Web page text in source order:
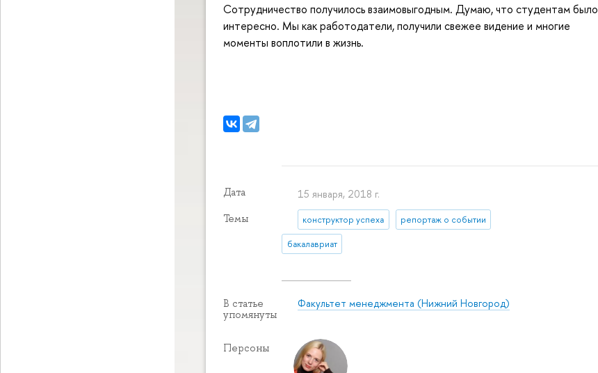
Сотрудничество получилось взаимовыгодным. Думаю, что студентам было
интересно. Мы как работодатели, получили свежее видение и многие
моменты воплотили в жизнь.
Дата 15 января, 2018 г.
Темы конструктор успеха репортаж о событии
бакалавриат
В статье
упомянуты
Факультет менеджмента (Нижний Новгород)
Персоны